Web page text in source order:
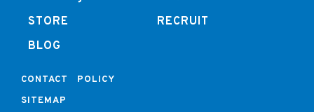
STORE
BLOG
RECRUIT
CONTACT
POLICY
SITEMAP